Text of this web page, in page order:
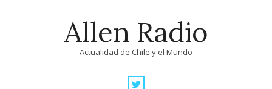
Allen Radio
Actualidad de Chile y el Mundo